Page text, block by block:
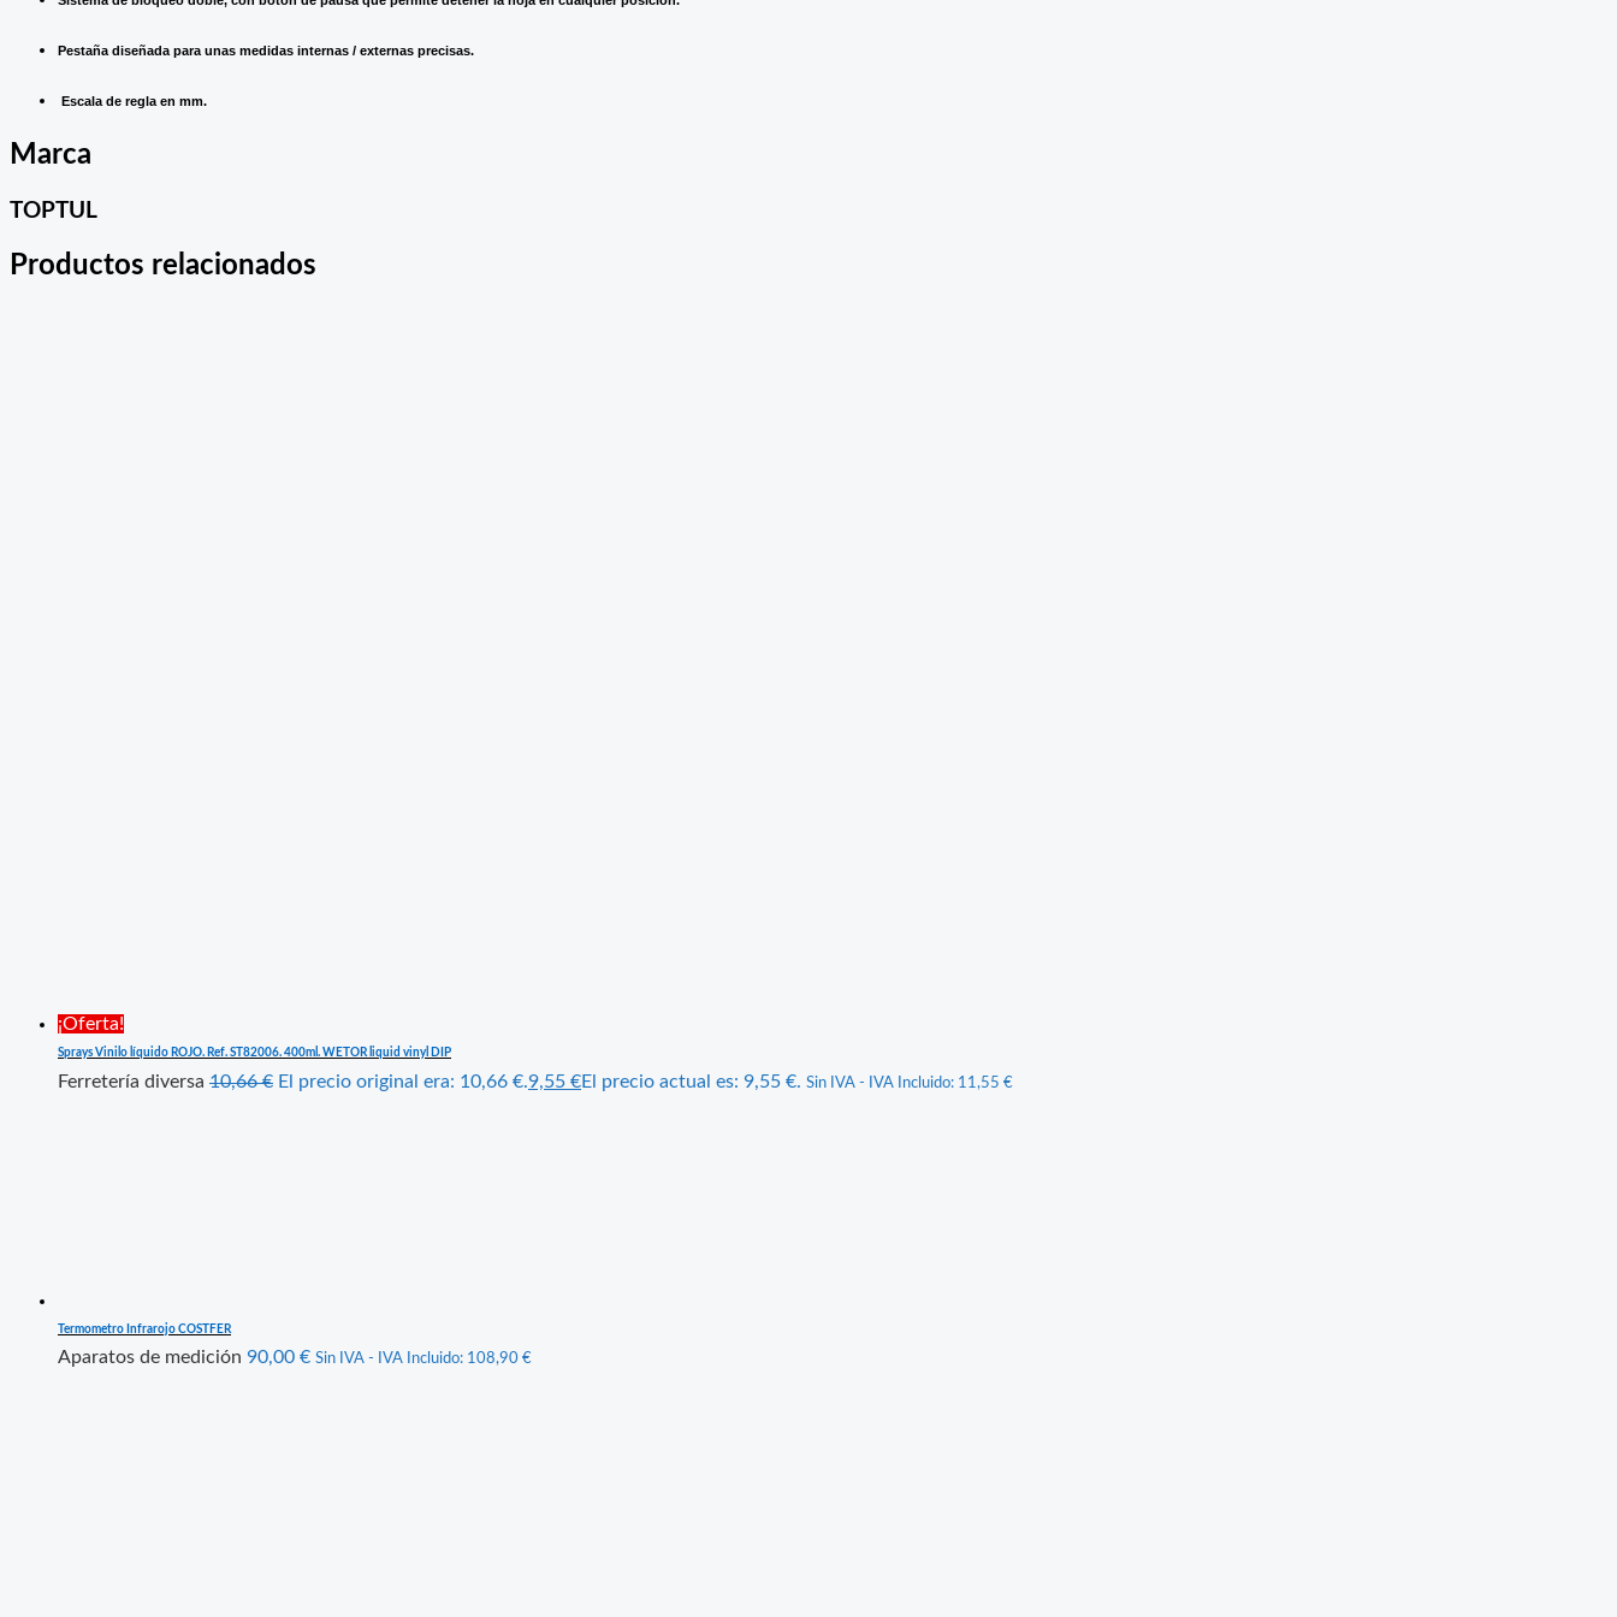
Pestaña diseñada para unas medidas internas / externas precisas.
Escala de regla en mm.
Marca
TOPTUL
Productos relacionados
¡Oferta!
Sprays Vinilo líquido ROJO. Ref. ST82006. 400ml. WETOR liquid vinyl DIP
Ferretería diversa 10,66€ El precio original era: 10,66 €.9,55 €El precio actual es: 9,55 €. Sin IVA - IVA Incluido: 11,55 €
Termometro Infrarojo COSTFER
Aparatos de medición 90,00 € Sin IVA - IVA Incluido: 108,90 €